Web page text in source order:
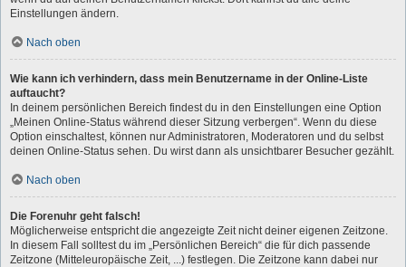
Einstellungen ändern.
Nach oben
Wie kann ich verhindern, dass mein Benutzername in der Online-Liste
auftaucht?
In deinem persönlichen Bereich findest du in den Einstellungen eine Option
„Meinen Online-Status während dieser Sitzung verbergen“. Wenn du diese
Option einschaltest, können nur Administratoren, Moderatoren und du selbst
deinen Online-Status sehen. Du wirst dann als unsichtbarer Besucher gezählt.
Nach oben
Die Forenuhr geht falsch!
Möglicherweise entspricht die angezeigte Zeit nicht deiner eigenen Zeitzone.
In diesem Fall solltest du im „Persönlichen Bereich“ die für dich passende
Zeitzone (Mitteleuropäische Zeit, ...) festlegen. Die Zeitzone kann dabei nur